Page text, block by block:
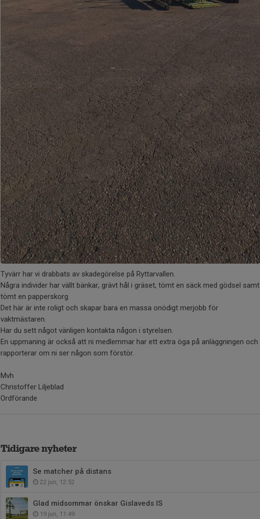
Tyvärr har vi drabbats av skadegörelse på Ryttarvallen.
Några individer har vällt bänkar, grävt hål i gräset, tömt en säck med gödsel samt
tömt en papperskorg.
Det här är inte roligt och skapar bara en massa onödigt merjobb för
vaktmästaren.
Har du sett något vänligen kontakta någon i styrelsen.
En uppmaning är också att ni medlemmar har ett extra öga på anläggningen och
rapporterar om ni ser någon som förstör.
Mvh
Christoffer Liljeblad
Ordförande
Tidigare nyheter
Se matcher på distans
22 jun, 12:52
Glad midsommar önskar Gislaveds IS
19 jun, 11:49